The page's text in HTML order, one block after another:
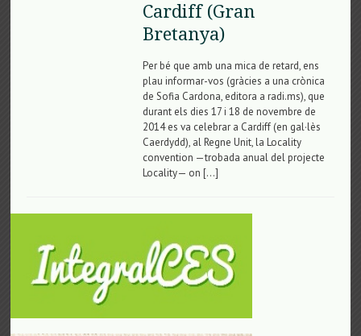
Cardiff (Gran
Bretanya)
Per bé que amb una mica de retard, ens
plau informar-vos (gràcies a una crònica
de Sofia Cardona, editora a radi.ms), que
durant els dies 17 i 18 de novembre de
2014 es va celebrar a Cardiff (en gal·lès
Caerdydd), al Regne Unit, la Locality
convention —trobada anual del projecte
Locality— on […]